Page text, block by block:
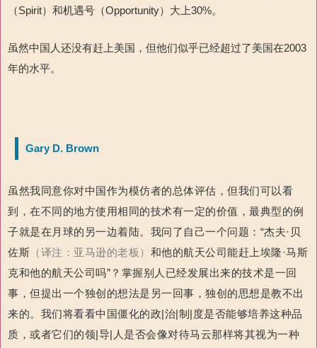
（Spirit）和机遇号（Opportunity）大上30%。
虽然中国人还没有赶上美国，但他们似乎已经超过了美国在2003
年的水平。
Gary D. Brown
虽然我同意你对中国作为模仿者的总体评估，但我们可以看
到，在不同的地方使用相同的技术有一定的价值，最典型的例
子就是在月球的另一边着陆。我问了自己一个问题：“杰夫·贝
佐斯 （译注：亚马逊的老板） 和他的航天公司能赶上埃隆·马斯
克和他的航天公司吗”？掌握别人已经发展出来的技术是一回
事，但提出一个独创的想法是另一回事，独创的思想是教不出
来的。我们将看看中国僵化的政|治|制|度是否能够培养这种品
质，或者它们的领|导|人是否会像对待马云那样将其视为一种